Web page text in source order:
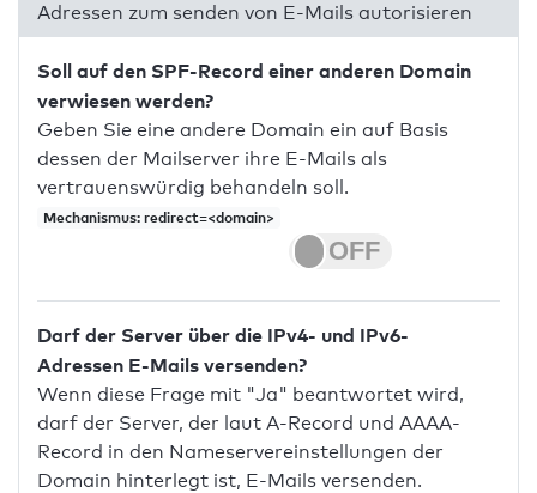
Adressen zum senden von E-Mails autorisieren
Soll auf den SPF-Record einer anderen Domain
verwiesen werden?
Geben Sie eine andere Domain ein auf Basis
dessen der Mailserver ihre E-Mails als
vertrauenswürdig behandeln soll.
Mechanismus: redirect=<domain>
Darf der Server über die IPv4- und IPv6-
Adressen E-Mails versenden?
Wenn diese Frage mit "Ja" beantwortet wird,
darf der Server, der laut A-Record und AAAA-
Record in den Nameservereinstellungen der
Domain hinterlegt ist, E-Mails versenden.